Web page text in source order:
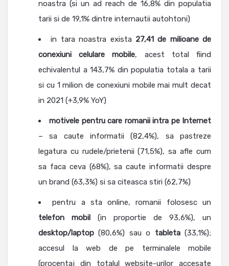
noastra (si un ad reach de 16,8% din populatia
tarii si de 19,1% dintre internautii autohtoni)
in tara noastra exista 27,41 de milioane de
conexiuni celulare mobile, acest total fiind
echivalentul a 143,7% din populatia totala a tarii
si cu 1 milion de conexiuni mobile mai mult decat
in 2021 (+3,9% YoY)
motivele pentru care romanii intra pe Internet
– sa caute informatii (82,4%), sa pastreze
legatura cu rudele/prietenii (71,5%), sa afle cum
sa faca ceva (68%), sa caute informatii despre
un brand (63,3%) si sa citeasca stiri (62,7%)
pentru a sta online, romanii folosesc un
telefon
mobil (in proportie de 93,6%), un
desktop/laptop (80,6%) sau o tableta(33,1%);
accesul la web de pe terminalele mobile
(procentaj din totalul website-urilor accesate